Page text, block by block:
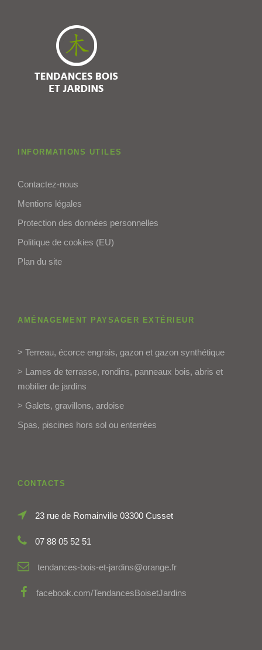
INFORMATIONS UTILES
Contactez-nous
Mentions légales
Protection des données personnelles
Politique de cookies (EU)
Plan du site
AMÉNAGEMENT PAYSAGER EXTÉRIEUR
> Terreau, écorce engrais, gazon et gazon synthétique
> Lames de terrasse, rondins, panneaux bois, abris et
mobilier de jardins
> Galets, gravillons, ardoise
Spas, piscines hors sol ou enterrées
CONTACTS
23 rue de Romainville 03300 Cusset
07 88 05 52 51
tendances-bois-et-jardins@orange.fr
facebook.com/TendancesBoisetJardins